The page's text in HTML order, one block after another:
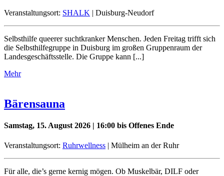
Veranstaltungsort: SHALK | Duisburg-Neudorf
Selbsthilfe queerer suchtkranker Menschen. Jeden Freitag trifft sich
die Selbsthilfegruppe in Duisburg im großen Gruppenraum der
Landesgeschäftsstelle. Die Gruppe kann [...]
Mehr
Bärensauna
Samstag, 15. August 2026 | 16:00 bis Offenes Ende
Veranstaltungsort: Ruhrwellness | Mülheim an der Ruhr
Für alle, die’s gerne kernig mögen. Ob Muskelbär, DILF oder